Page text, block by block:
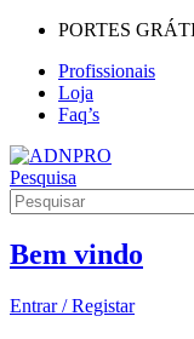
PORTES
Profissionais
Loja
Faq’s
Pesquisa
Bem vindo
Entrar / Registar